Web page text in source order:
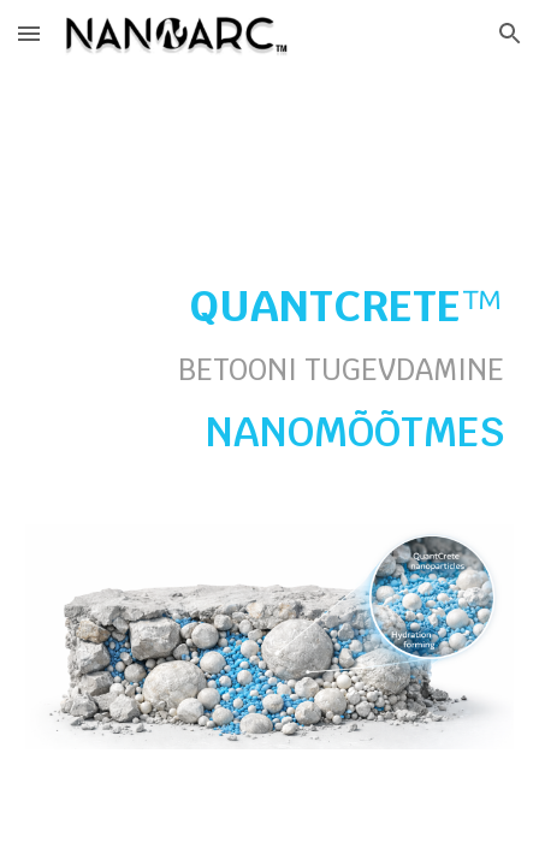
Skip to main content Skip to navigation
QUANTCRETE™
BETOONI TUGEVDAMINE
NANOMÕÕTMES